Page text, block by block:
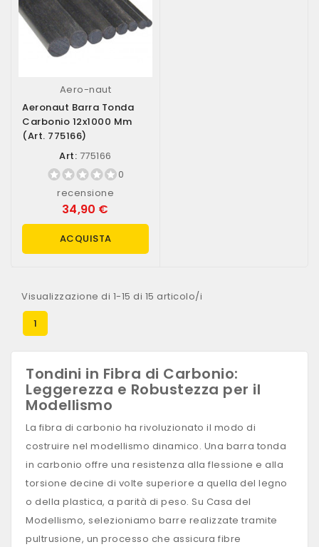
Aero-naut
Aeronaut Barra Tonda
Carbonio 12x1000 Mm
(art. 775166)
Art: 775166
0
recensione
34,90 €
ACQUISTA
Visualizzazione di 1-15 di 15 articolo/i
1
Tondini in Fibra di Carbonio:
Leggerezza e Robustezza per il
Modellismo
La fibra di carbonio ha rivoluzionato il modo di
costruire nel modellismo dinamico. Una barra tonda
in carbonio offre una resistenza alla flessione e alla
torsione decine di volte superiore a quella del legno
o della plastica, a parità di peso. Su Casa del
Modellismo, selezioniamo barre realizzate tramite
pultrusione, un processo che assicura fibre